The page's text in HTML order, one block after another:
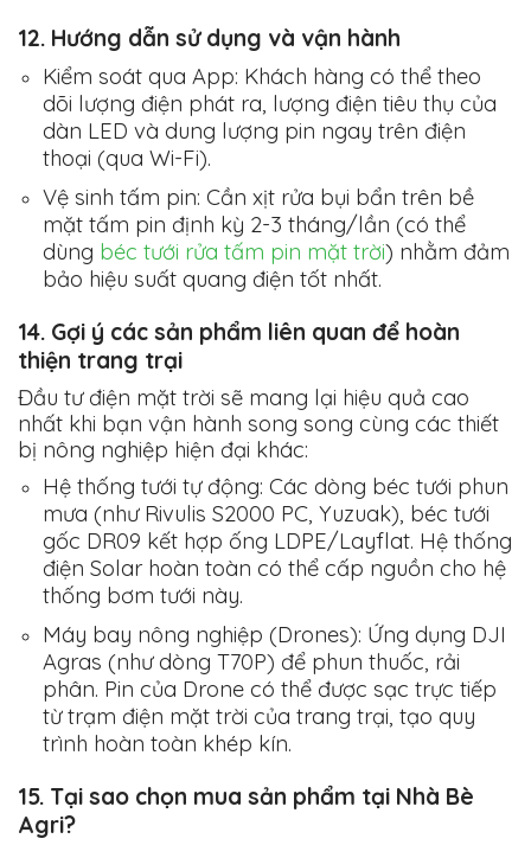
12. Hướng dẫn sử dụng và vận hành
Kiểm soát qua App: Khách hàng có thể theo
dõi lượng điện phát ra, lượng điện tiêu thụ của
dàn LED và dung lượng pin ngay trên điện
thoại (qua Wi-Fi).
Vệ sinh tấm pin: Cần xịt rửa bụi bẩn trên bề
mặt tấm pin định kỳ 2-3 tháng/lần (có thể
dùng béc tưới rửa tấm pin mặt trời) nhằm đảm
bảo hiệu suất quang điện tốt nhất.
14. Gợi ý các sản phẩm liên quan để hoàn
thiện trang trại
Đầu tư điện mặt trời sẽ mang lại hiệu quả cao
nhất khi bạn vận hành song song cùng các thiết
bị nông nghiệp hiện đại khác:
Hệ thống tưới tự động: Các dòng béc tưới phun
mưa (như Rivulis S2000 PC, Yuzuak), béc tưới
gốc DR09 kết hợp ống LDPE/Layflat. Hệ thống
điện Solar hoàn toàn có thể cấp nguồn cho hệ
thống bơm tưới này.
Máy bay nông nghiệp (Drones): Ứng dụng DJI
Agras (như dòng T70P) để phun thuốc, rải
phân. Pin của Drone có thể được sạc trực tiếp
từ trạm điện mặt trời của trang trại, tạo quy
trình hoàn toàn khép kín.
15. Tại sao chọn mua sản phẩm tại Nhà Bè
Agri?